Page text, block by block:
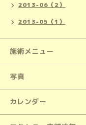
2013-06（2）
2013-05（1）
施術メニュー
写真
カレンダー